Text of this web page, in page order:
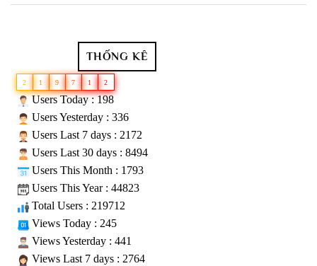
THỐNG KÊ
2 1 9 7 1 2
Users Today : 198
Users Yesterday : 336
Users Last 7 days : 2172
Users Last 30 days : 8494
Users This Month : 1793
Users This Year : 44823
Total Users : 219712
Views Today : 245
Views Yesterday : 441
Views Last 7 days : 2764